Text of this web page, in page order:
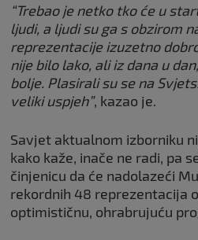
“Trebao je netko tko će u
ljudi, a ljudi su ga s obzirom
reprezentacije izuzetno
nije bilo lako, ali iz dana u
bolje. Plasirali su se na
veliki uspjeh”, kazao je.
Savjet aktualnom izborniku
kako kaže, inače ne radi, pa
činjenicu da će nadolazeći
rekordnih 48 reprezentacija
optimističnu, ohrabrujuću